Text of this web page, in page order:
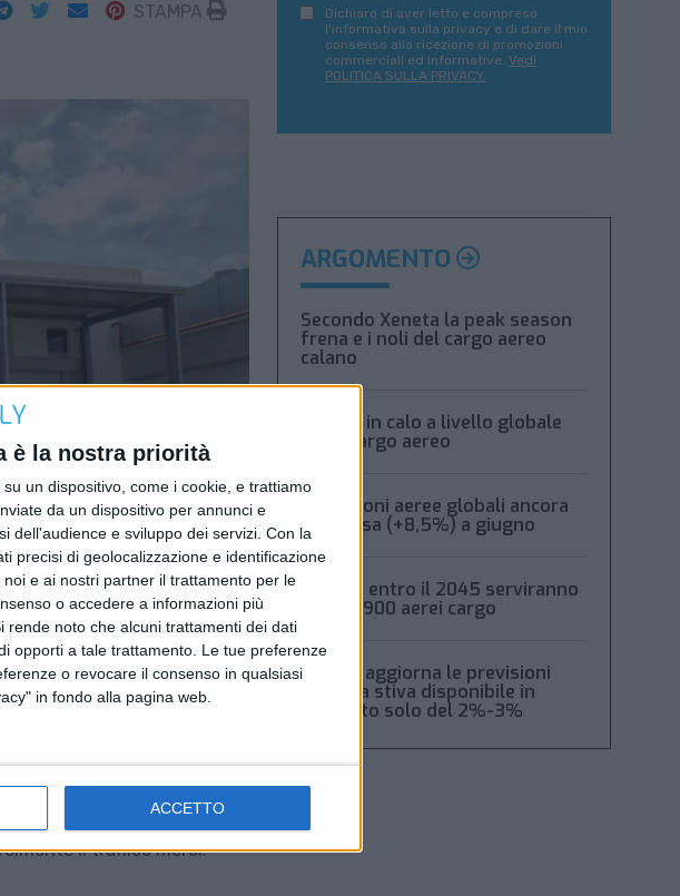
è la nostra priorità
un dispositivo, come i cookie, e trattiamo
da un dispositivo per annunci e
dell'audience e sviluppo dei servizi. Con la
precisi di geolocalizzazione e identificazione
e ai nostri partner il trattamento per le
o accedere a informazioni più
rende noto che alcuni trattamenti dei dati
opporti a tale trattamento. Le tue preferenze
o revocare il consenso in qualsiasi
in fondo alla pagina web.
ACCETTO
STAMPA
ed efficiente con
il traffico merci.
Dichiaro di aver letto e compreso
l'informativa sulla privacy e di dare il mio
consenso alla ricezione di promozioni
commerciali ed informative. Vedi
POLITICA SULLA PRIVACY.
ARGOMENTO
Secondo Xeneta la peak season
frena e i noli del cargo aereo
calano
Volumi in calo a livello globale
per il cargo aereo
Spedizioni aeree globali ancora
in ripresa (+8,5%) a giugno
Boeing: entro il 2045 serviranno
oltre 2.900 aerei cargo
Xeneta aggiorna le previsioni
2026: la stiva disponibile in
aumento solo del 2%-3%